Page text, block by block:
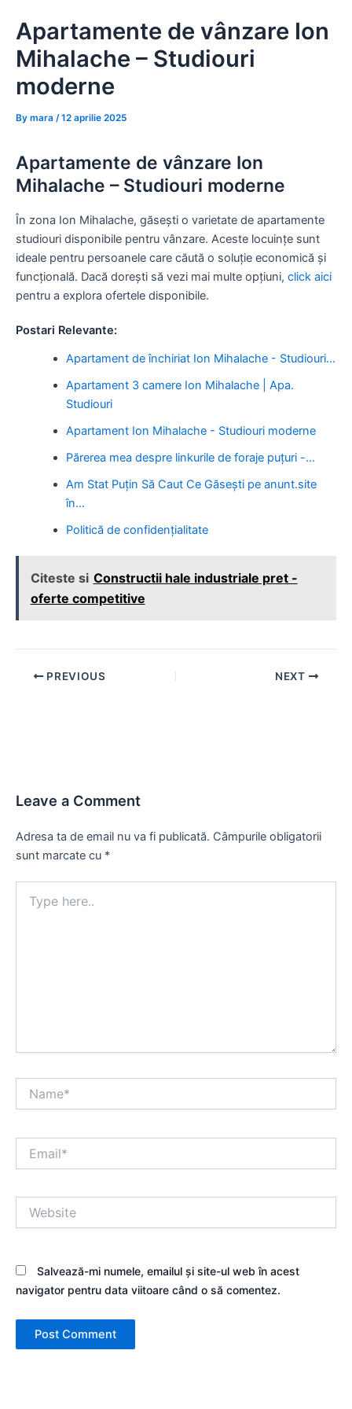
content
Apartamente de vânzare Ion
Mihalache – Studiouri
moderne
By mara /12 aprilie 2025
Apartamente de vânzare Ion
Mihalache – Studiouri moderne
În zona Ion Mihalache, găsești o varietate de apartamente
studiouri disponibile pentru vânzare. Aceste locuințe sunt
ideale pentru persoanele care căută o soluție economică și
funcțională. Dacă dorești să vezi mai multe opțiuni, click aici
pentru a explora ofertele disponibile.
Postari Relevante:
Apartament de închiriat Ion Mihalache - Studiouri…
Apartament 3 camere Ion Mihalache | Apa.
Studiouri
Apartament Ion Mihalache - Studiouri moderne
Părerea mea despre linkurile de foraje puțuri -…
Am Stat Puțin Să Caut Ce Găsești pe anunt.site
în…
Politică de confidențialitate
Citeste si Constructii hale industriale pret -
oferte competitive
Post PREVIOUS NEXT
Leave a Comment
Adresa ta de email nu va fi publicată. Câmpurile obligatorii
sunt marcate cu *
here..
Salvează-mi numele, emailul și site-ul web în acest
navigator pentru data viitoare când o să comentez.